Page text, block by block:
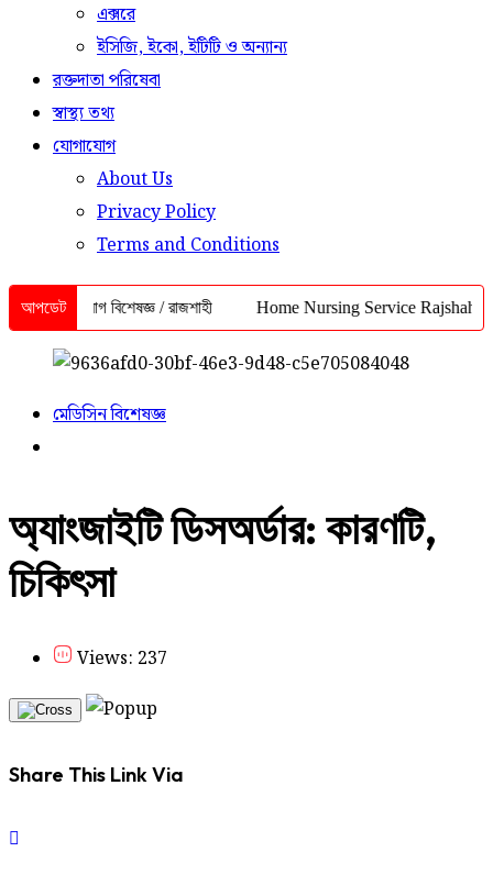
এক্সরে
ইসিজি, ইকো, ইটিটি ও অন্যান্য
রক্তদাতা পরিষেবা
স্বাস্থ্য তথ্য
যোগাযোগ
About Us
Privacy Policy
Terms and Conditions
আপডেট
বিশেষজ্ঞ / রাজশাহী Home Nursing Service Rajshahi | ইনজেকশন,
মেডিসিন বিশেষজ্ঞ
অ্যাংজাইটি ডিসঅর্ডার: কারণটি,
চিকিৎসা
Views: 237
Share This Link Via